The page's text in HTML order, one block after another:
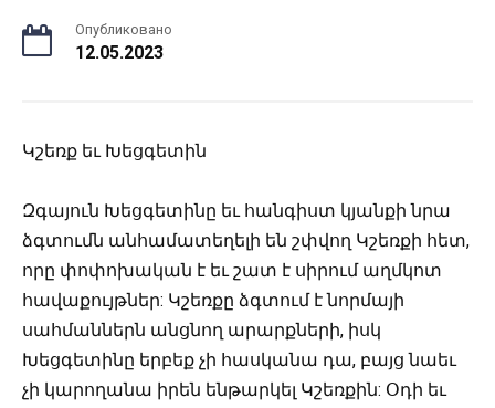
Опубликовано
12.05.2023
Կշեռք եւ Խեցգետին
Զգայուն Խեցգետինը եւ հանգիստ կյանքի նրա
ձգտումն անհամատեղելի են շփվող Կշեռքի հետ,
որը փոփոխական է եւ շատ է սիրում աղմկոտ
հավաքույթներ: Կշեռքը ձգտում է նորմայի
սահմաններն անցնող արարքների, իսկ
Խեցգետինը երբեք չի հասկանա դա, բայց նաեւ
չի կարողանա իրեն ենթարկել Կշեռքին: Օդի եւ